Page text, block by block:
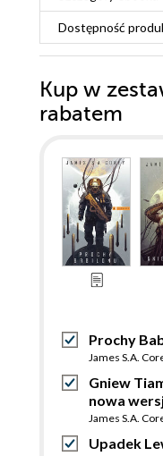
Dostępność
Kup w
rabatem
Prochy
James S.A.
Gniew
nowa
James S.A.
Upadek